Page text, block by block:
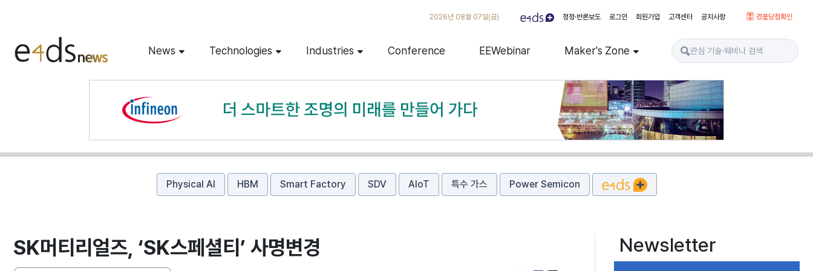
2026년 08월 07일(금) 정정·반론보도 로그인 회원가입 고객센터 공지사항 경품당첨확인
News Technologies Industries Conference EEWebinar Maker's Zone
Physical AI HBM Smart Factory SDV AIoT 특수 가스 Power Semicon
SK머티리얼즈, ‘SK스페셜티’ 사명변경 Newsletter